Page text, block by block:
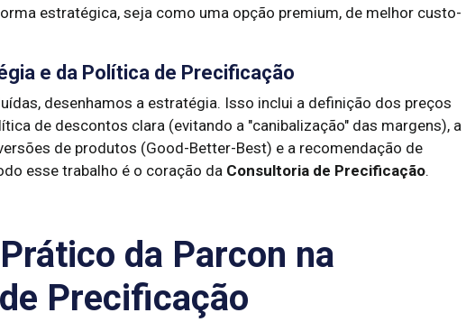
estratégica, seja como uma opção premium, de melhor custo-
e da Política de Precificação
desenhamos a estratégia. Isso inclui a definição dos preços
de descontos clara (evitando a "canibalização" das margens), a
de produtos (Good-Better-Best) e a recomendação de
esse trabalho é o coração da Consultoria de Precificação.
da Parcon na
Precificação